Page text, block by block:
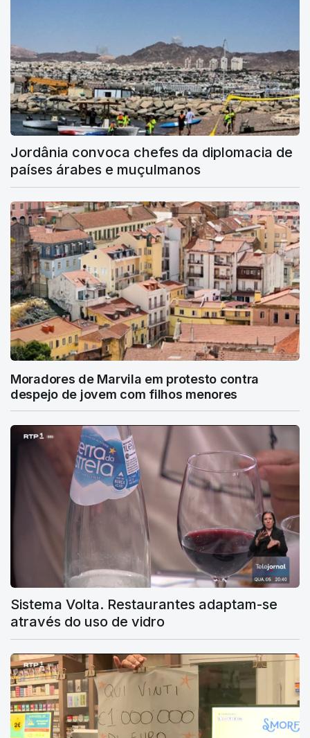
Jordânia convoca chefes da diplomacia de
países árabes e muçulmanos
Moradores de Marvila em protesto contra
despejo de jovem com filhos menores
Sistema Volta. Restaurantes adaptam-se
através do uso de vidro